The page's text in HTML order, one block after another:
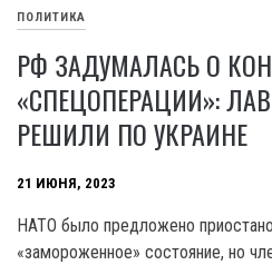
ПОЛИТИКА
РФ ЗАДУМАЛАСЬ О
«СПЕЦОПЕРАЦИИ»:
РЕШИЛИ ПО УКРАИНЕ
21 ИЮНЯ, 2023
HATO было предложено
«замороженное» состояние, но